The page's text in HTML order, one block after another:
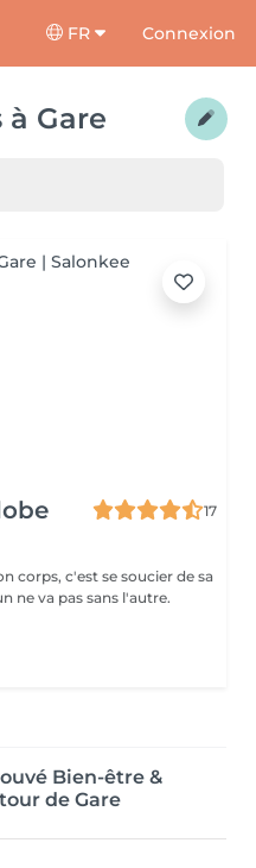
FR Connexion
à Gare
17
corps, c'est se soucier de sa
ne va pas sans l'autre.
Bien-être &
de Gare